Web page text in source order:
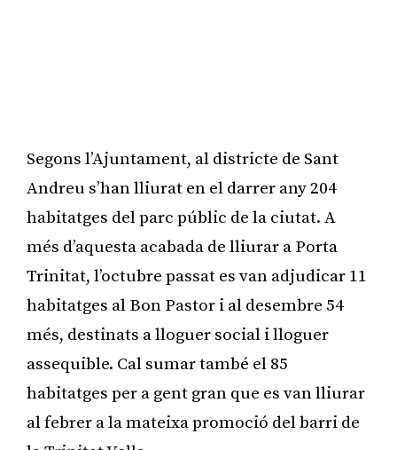
Segons l’Ajuntament, al districte de Sant
Andreu s’han lliurat en el darrer any 204
habitatges del parc públic de la ciutat. A
més d’aquesta acabada de lliurar a Porta
Trinitat, l’octubre passat es van adjudicar 11
habitatges al Bon Pastor i al desembre 54
més, destinats a lloguer social i lloguer
assequible. Cal sumar també el 85
habitatges per a gent gran que es van lliurar
al febrer a la mateixa promoció del barri de